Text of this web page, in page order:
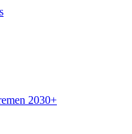
2030+